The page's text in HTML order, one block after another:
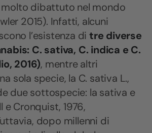
dibattuto nel mondo
2015). Infatti, alcuni
l’esistenza di tre diverse
C. sativa, C. indica e C.
2016), mentre altri
sola specie, la C. sativa L.,
due sottospecie: la sativa e
e Cronquist, 1976,
dopo millenni di